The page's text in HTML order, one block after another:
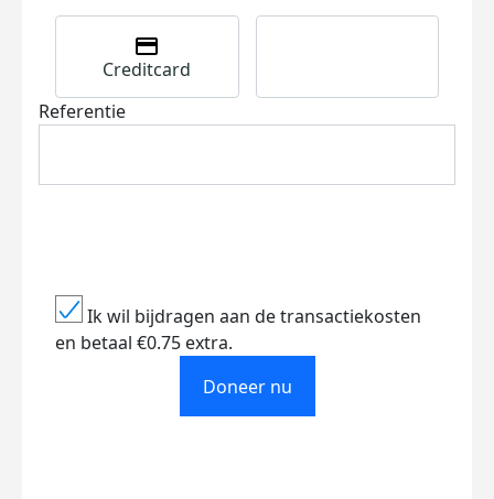
Creditcard
Referentie
Ik wil bijdragen aan de transactiekosten
en betaal €0.75 extra.
Doneer nu